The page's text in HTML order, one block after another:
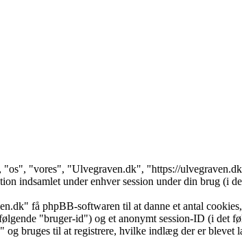
"vores", "Ulvegraven.dk", "https://
indsamlet under enhver session under din brug (i
få phpBB-softwaren til at danne et antal
"bruger-id") og et anonymt session-ID (i det
bruges til at registrere, hvilke indlæg der er blevet